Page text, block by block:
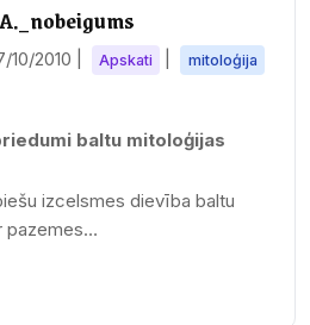
10/2010 Apskati
mitoloģija
baltu mitoloģijas
izcelsmes dievība baltu
pazemes…